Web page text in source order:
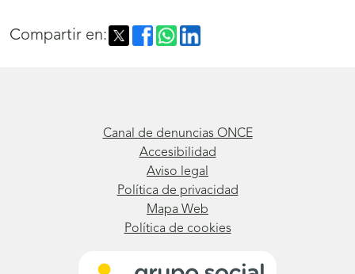
Compartir en:
Canal de denuncias ONCE
Accesibilidad
Aviso legal
Política de privacidad
Mapa Web
Política de cookies